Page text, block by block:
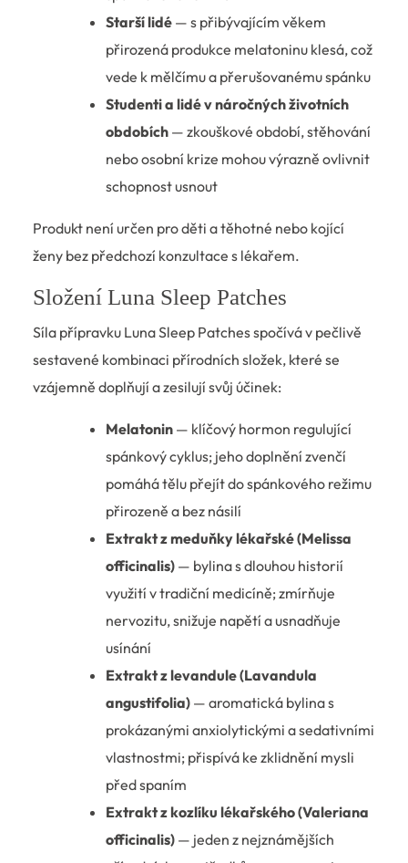
Starší lidé — s přibývajícím věkem
přirozená produkce melatoninu klesá, což
vede k mělčímu a přerušovanému spánku
Studenti a lidé v náročných životních
obdobích — zkouškové období, stěhování
nebo osobní krize mohou výrazně ovlivnit
schopnost usnout
Produkt není určen pro děti a těhotné nebo kojící
ženy bez předchozí konzultace s lékařem.
Složení Luna Sleep Patches
Síla přípravku Luna Sleep Patches spočívá v pečlivě
sestavené kombinaci přírodních složek, které se
vzájemně doplňují a zesilují svůj účinek:
Melatonin — klíčový hormon regulující
spánkový cyklus; jeho doplnění zvenčí
pomáhá tělu přejít do spánkového režimu
přirozeně a bez násilí
Extrakt z meduňky lékařské (Melissa
officinalis) — bylina s dlouhou historií
využití v tradiční medicíně; zmírňuje
nervozitu, snižuje napětí a usnadňuje
usínání
Extrakt z levandule (Lavandula
angustifolia) — aromatická bylina s
prokázanými anxiolytickými a sedativními
vlastnostmi; přispívá ke zklidnění mysli
před spaním
Extrakt z kozlíku lékařského (Valeriana
officinalis) — jeden z nejznámějších